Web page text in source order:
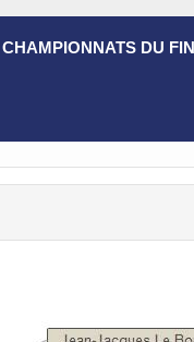
CHAMPIONNATS DU